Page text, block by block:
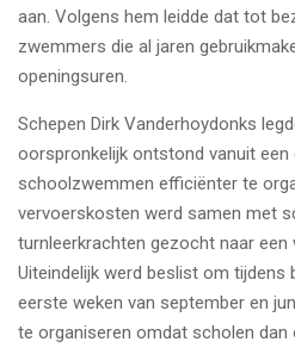
aan. Volgens hem leidde dat tot
zwemmers die al jaren
openingsuren.
Schepen Dirk Vanderhoydonks
oorspronkelijk ontstond vanuit
schoolzwemmen efficiënter te
vervoerskosten werd samen met
turnleerkrachten gezocht naar een
Uiteindelijk werd beslist om tijdens
eerste weken van september en
te organiseren omdat scholen dan